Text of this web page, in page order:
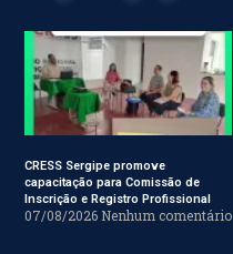
CRESS Sergipe promove
capacitação para Comissão de
Inscrição e Registro Profissional
07/08/2026 Nenhum comentário